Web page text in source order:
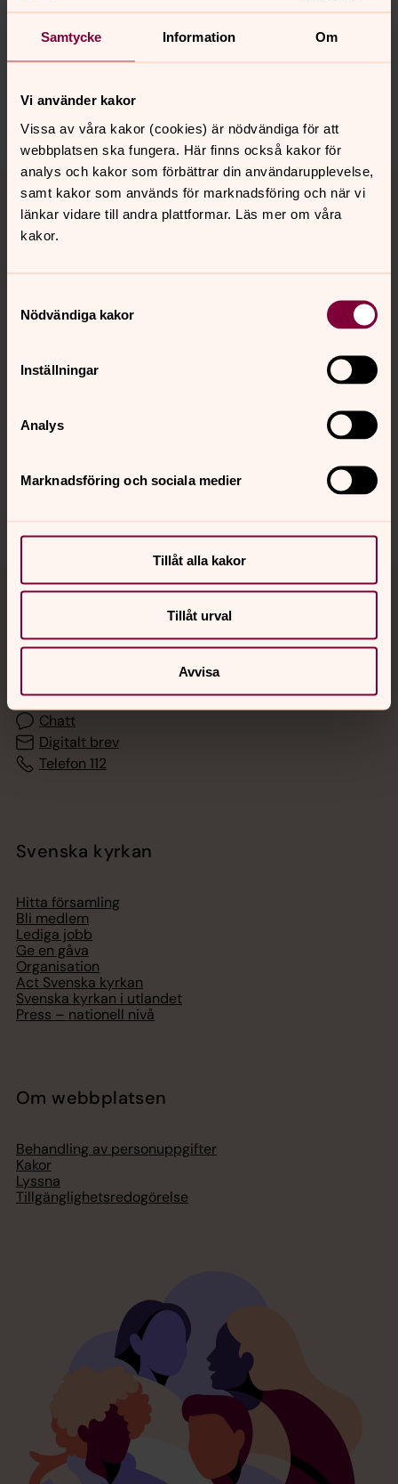
Samtycke Information Om
Vi använder kakor
Vissa av våra kakor (cookies) är nödvändiga för att
webbplatsen ska fungera. Här finns också kakor för
analys och kakor som förbättrar din användarupplevelse,
samt kakor som används för marknadsföring och när vi
länkar vidare till andra plattformar. Läs mer om våra
kakor.
Nödvändiga kakor
Inställningar
Analys
Marknadsföring och sociala medier
Tillåt alla kakor
Tillåt urval
Avvisa
Synpunkter eller frågor på sidans
innehåll?
nora.tarnsjo.forsamling@svenskakyrkan.se
Tillbaka till toppen
Tillbaka till innehållet
Kontakt
Jourhavande präst
Akut samtals- och krisstöd. Prata eller chatta anonymt
med en präst på kvällar och nätter.
Chatt
Digitalt brev
Telefon 112
Svenska kyrkan
Hitta församling
Bli medlem
Lediga jobb
Ge en gåva
Organisation
Act Svenska kyrkan
Svenska kyrkan i utlandet
Press – nationell nivå
Om webbplatsen
Behandling av personuppgifter
Kakor
Lyssna
Tillgänglighetsredogörelse